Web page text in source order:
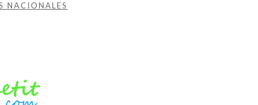
NACIONALES